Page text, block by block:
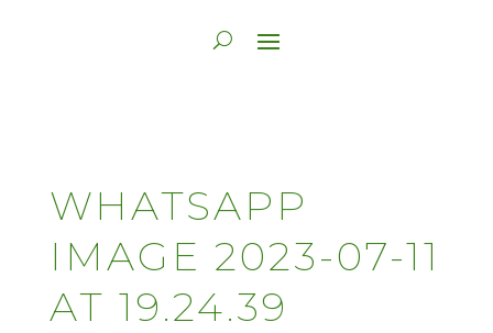
WHATSAPP
IMAGE 2023-07-11
AT 19.24.39